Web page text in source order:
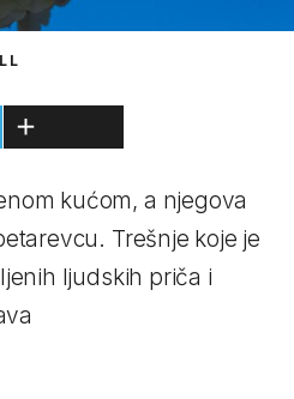
kućom, a njegova
Trešnje koje je
ljudskih priča i